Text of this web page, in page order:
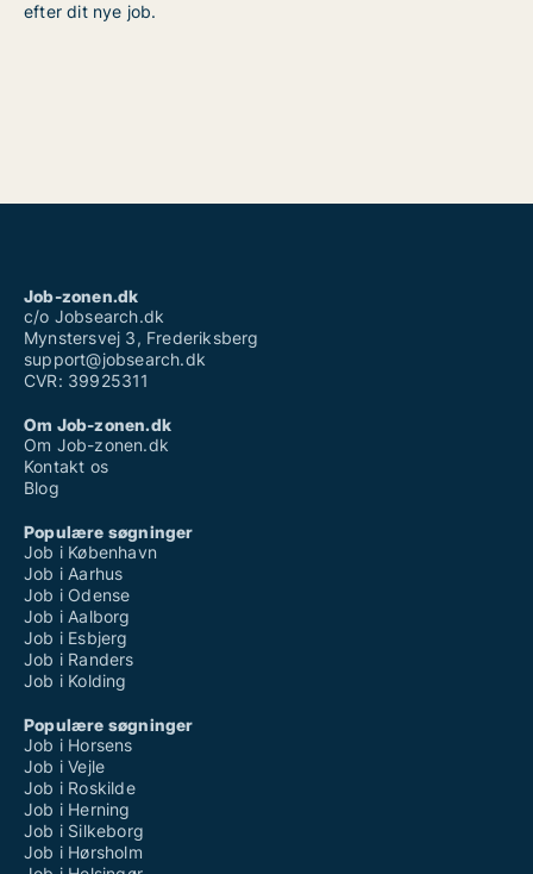
efter dit nye job.
Job-zonen.dk
c/o Jobsearch.dk
Mynstersvej 3, Frederiksberg
support@jobsearch.dk
CVR: 39925311
Om Job-zonen.dk
Om Job-zonen.dk
Kontakt os
Blog
Populære søgninger
Job i København
Job i Aarhus
Job i Odense
Job i Aalborg
Job i Esbjerg
Job i Randers
Job i Kolding
Populære søgninger
Job i Horsens
Job i Vejle
Job i Roskilde
Job i Herning
Job i Silkeborg
Job i Hørsholm